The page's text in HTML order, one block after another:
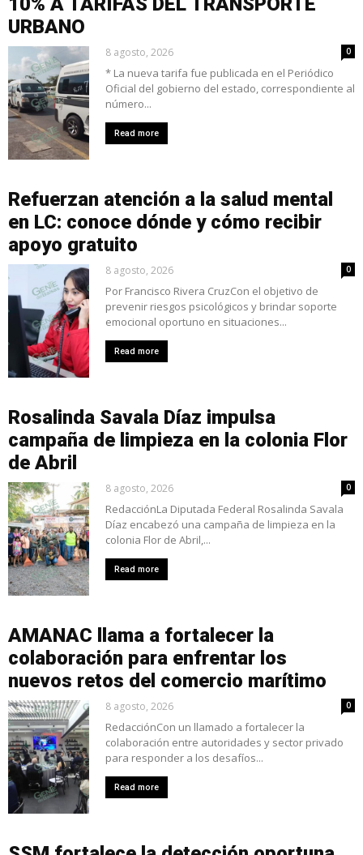
URBANO
8 agosto, 2026 0
* La nueva tarifa fue publicada en el Periódico
Oficial del gobierno del estado, correspondiente al
número...
Read more
Refuerzan atención a la salud mental
en LC: conoce dónde y cómo recibir
apoyo gratuito
8 agosto, 2026 0
Por Francisco Rivera CruzCon el objetivo de
prevenir riesgos psicológicos y brindar soporte
emocional oportuno en situaciones...
Read more
Rosalinda Savala Díaz impulsa
campaña de limpieza en la colonia Flor
de Abril
8 agosto, 2026 0
RedacciónLa Diputada Federal Rosalinda Savala
Díaz encabezó una campaña de limpieza en la
colonia Flor de Abril,...
Read more
AMANAC llama a fortalecer la
colaboración para enfrentar los
nuevos retos del comercio marítimo
8 agosto, 2026 0
RedacciónCon un llamado a fortalecer la
colaboración entre autoridades y sector privado
para responder a los desafíos...
Read more